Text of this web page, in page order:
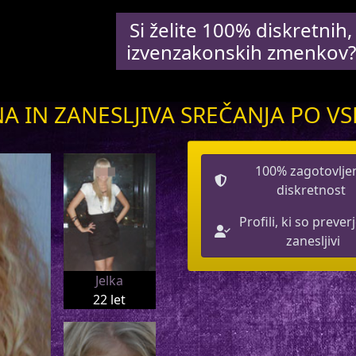
Si želite 100% diskretnih,
izvenzakonskih zmenkov?
IN ZANESLJIVA SREČANJA PO
Jelka
22 let
100%
diskretnost
Profili, ki so
zanesljivi